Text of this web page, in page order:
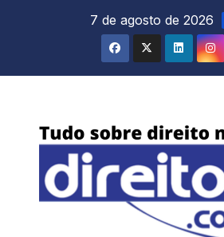
7 de agosto de 2026